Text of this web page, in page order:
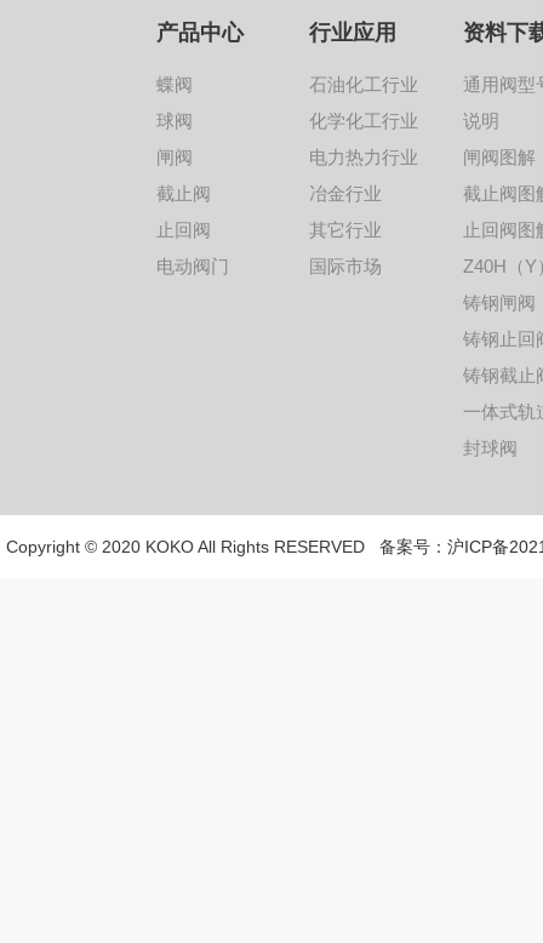
产品中心
蝶阀
球阀
闸阀
截止阀
止回阀
电动阀门
行业应用
石油化工行业
化学化工行业
电力热力行业
冶金行业
其它行业
国际市场
资料下
通用阀型
说明
闸阀图解
截止阀图
止回阀图
Z40H（Y
铸钢闸阀
铸钢止回
铸钢截止
一体式轨
封球阀
Copyright © 2020 KOKO All Rights RESERVED 备案号： 沪ICP备